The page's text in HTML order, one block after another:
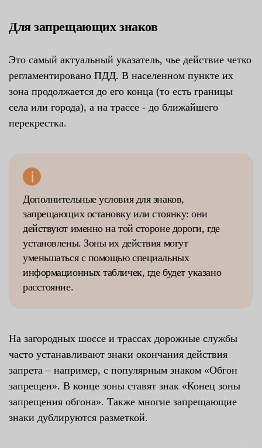
Для запрещающих знаков
Это самый актуальный указатель, чье действие четко
регламентировано ПДД. В населенном пункте их
зона продолжается до его конца (то есть границы
села или города), а на трассе - до ближайшего
перекрестка.
Дополнительные условия для знаков,
запрещающих остановку или стоянку: они
действуют именно на той стороне дороги, где
установлены. Зоны их действия могут
уменьшаться с помощью специальных
информационных табличек, где будет указано
расстояние.
На загородных шоссе и трассах дорожные службы
часто устанавливают знаки окончания действия
запрета – например, с популярным знаком «Обгон
запрещен». В конце зоны ставят знак «Конец зоны
запрещения обгона». Также многие запрещающие
знаки дублируются разметкой.